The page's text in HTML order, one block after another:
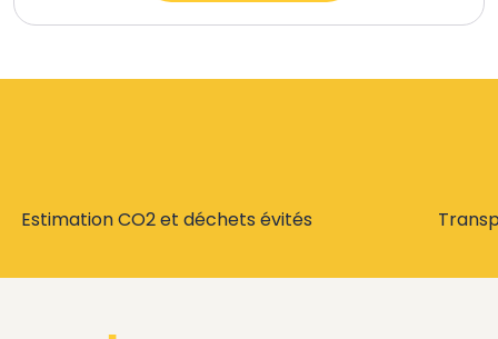
Estimation CO2 et déchets évités